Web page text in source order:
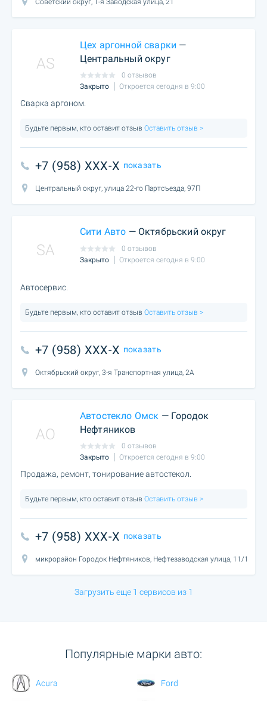
Советский округ, 1-я Заводская улица, 21
AS
Цех аргонной сварки —
Центральный округ
0 отзывов
Закрыто
Откроется сегодня в 9:00
Сварка аргоном.
Будьте первым, кто оставит отзыв Оставить отзыв >
+7 (958) XXX-X показать
Центральный округ, улица 22-го Партсъезда, 97П
SA
Сити Авто — Октябрьский округ
0 отзывов
Закрыто
Откроется сегодня в 9:00
Автосервис.
Будьте первым, кто оставит отзыв Оставить отзыв >
+7 (958) XXX-X показать
Октябрьский округ, 3-я Транспортная улица, 2А
AO
Автостекло Омск — Городок
Нефтяников
0 отзывов
Закрыто
Откроется сегодня в 9:00
Продажа, ремонт, тонирование автостекол.
Будьте первым, кто оставит отзыв Оставить отзыв >
+7 (958) XXX-X показать
микрорайон Городок Нефтяников, Нефтезаводская улица, 11/1
Загрузить еще 1 сервисов из 1
Популярные марки авто:
Acura Ford